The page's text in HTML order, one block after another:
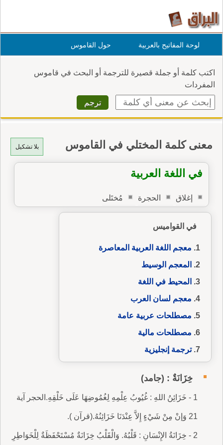
لوحة المفاتيح بالعربية حول القاموس
اكتب كلمة أو جملة قصيرة للترجمة أو البحث في قاموس
المفردات
بلا تشكيل معنى كلمة المختلي في القاموس
في اللغة العربية
إغلاق الحجرة مُختَلى
في القواميس
معجم اللغة العربية المعاصرة
المعجم الوسيط
المحيط في اللغة
معجم لسان العرب
مصطلحات عربية عامة
مصطلحات مالية
ترجمة إنجليزية
خِزَانَةٌ : (جامد)
1 - خَزَائِنُ اللهِ : غُيُوبُ عِلْمِهِ لِغُمُوضِهَا عَلَى خَلْقِهِ.الحجر آية
21 وَإنْ مِنْ شَيْءٍ إِلاَّ عِنْدَنَا خَزَائِنُهُ.(قرآن ).
2 - خِزَانَةُ الإِنْسَانِ : قَلْبُهُ. وَالْقَلْبُ خِزَانَةٌ مُسْتَحْفَظَةٌ لِلْخَوَاطِرِ